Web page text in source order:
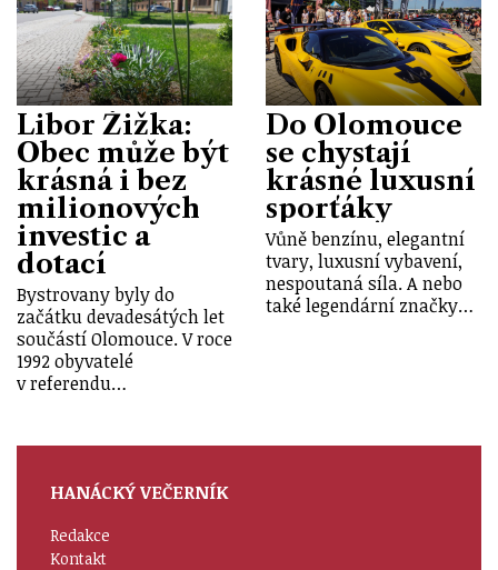
Libor Žižka:
Obec může být
krásná i bez
milionových
investic a
dotací
Bystrovany byly do
začátku devadesátých let
součástí Olomouce. V roce
1992 obyvatelé
v referendu…
Do Olomouce
se chystají
krásné luxusní
sporťáky
Vůně benzínu, elegantní
tvary, luxusní vybavení,
nespoutaná síla. A nebo
také legendární značky…
HANÁCKÝ VEČERNÍK
Redakce
Kontakt